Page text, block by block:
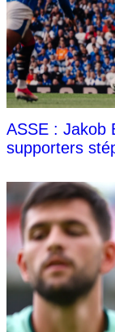
ASSE : Jakob
supporters